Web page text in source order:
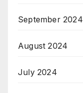
September 2024
August 2024
July 2024